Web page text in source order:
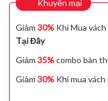
Khuyến mại
Giảm 30% Khi Mua
Tại Đây
Giảm 35%combo bàn
Giảm 30% Khi mua